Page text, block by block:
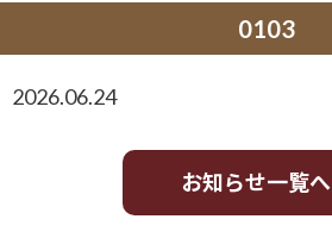
0103
2026.06.24
お知らせ一覧へ